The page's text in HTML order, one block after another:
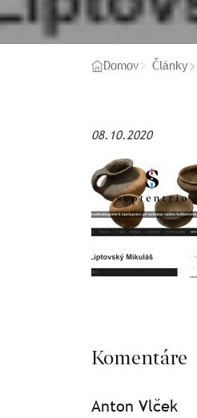
Domov Články
08.10.2020
Komentáre
Anton Vlček